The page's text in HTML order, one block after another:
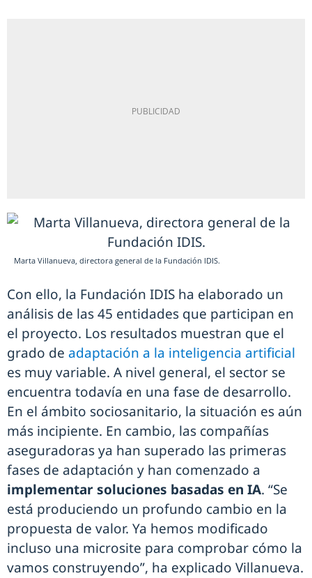
Marta Villanueva, directora general de la Fundación IDIS.
Con ello, la Fundación IDIS ha elaborado un
análisis de las 45 entidades que participan en
el proyecto. Los resultados muestran que el
grado de adaptación a la inteligencia artificial
es muy variable. A nivel general, el sector se
encuentra todavía en una fase de desarrollo.
En el ámbito sociosanitario, la situación es aún
más incipiente. En cambio, las compañías
aseguradoras ya han superado las primeras
fases de adaptación y han comenzado a
implementar soluciones basadas en IA. “Se
está produciendo un profundo cambio en la
propuesta de valor. Ya hemos modificado
incluso una microsite para comprobar cómo la
vamos construyendo”, ha explicado Villanueva.